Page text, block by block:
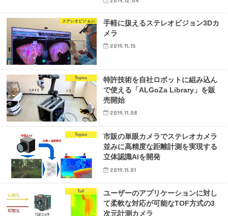
ステレオビジョン
手軽に扱えるステレオビジョン3Dカ
メラ
2019.11.15
Topics
特許技術を自社ロボットに組み込ん
で使える「ALGoZa Library」を販
売開始
2019.11.08
Topics
市販の単眼カメラでステレオカメラ
並みに高精度な距離計測を実現する
立体認識AIを開発
2019.11.01
ToF
ユーザーのアプリケーションに対し
て柔軟な対応が可能なTOF方式の3
次元計測カメラ